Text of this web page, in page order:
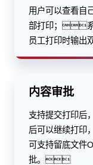
用户可以查看
部打印；系
员工打印时输
内容审批
支持提交打印
后可以继续打
可支持留底文
批。